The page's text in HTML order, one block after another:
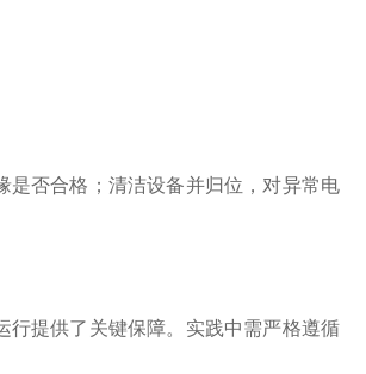
否合格；清洁设备并归位，对异常电
提供了关键保障。实践中需严格遵循